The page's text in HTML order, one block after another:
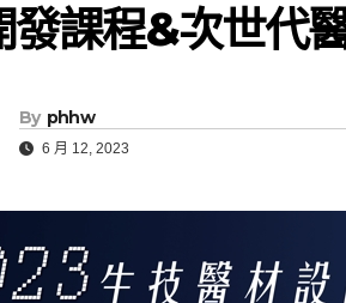
發課程&次世代
By phhw
6 月 12, 2023